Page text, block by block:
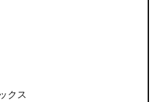
クス